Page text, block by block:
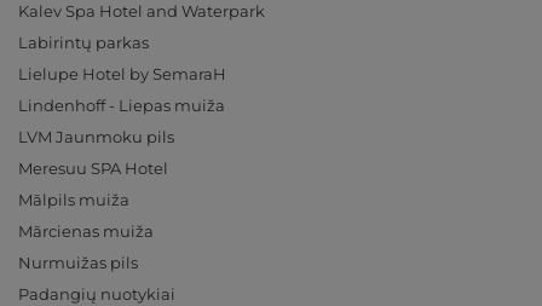
Kalev Spa Hotel and Waterpark
Labirintų parkas
Lielupe Hotel by SemaraH
Lindenhoff - Liepas muiža
LVM Jaunmoku pils
Meresuu SPA Hotel
Mālpils muiža
Mārcienas muiža
Nurmuižas pils
Padangių nuotykiai